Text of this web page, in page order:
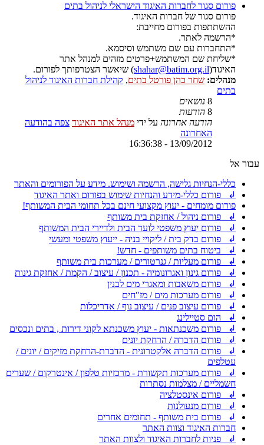
פורום סגור לחברות האיגוד הישראלי לניהול בתים
פורום סגור של חברות האיגוד.
ההשתתפות בפורום מחייבת:
*הרשמה לאתר.
*התחברות עם שם משתמש וסיסמא.
*שליחת שם המשתמש+פרטים מזהים למנהל אתר
האיגוד(shahar@batim.org.il) שיאשר הצטרפותך לפורום.
מנהלים: שחר כהן פורטל בתים, קהילת חברות האיגוד לניהול
בתים
8 נושאים
8 הודעות
הודעה אחרונה על ידי מנהל אתר האיגוד צפה בהודעה
האחרונה
13/09/2012 - 16:36:38
עבור אל
כללי-הנחיות גלישה, הרשמה ושימוש. מידע על הפורומים והאתר
↲ פורום כללי-מידע והנחיות שימוש בפורום ואתר האיגוד
פורום מומחים - יעוץ מקצועי חינם בכל תחומי הבית המשותף!
↲ פורום ניהול / אחזקת בית משותף
↲ פורום יעוץ משפטי לועד הבית ולדיירי הבית המשותף
↲ פורום בדק בית / ליקויי בניה - ייעוץ משפטי ומעשי
↲ ביטוח בתים משותפים - חדש!
↲ פורום מעליות / גנרטורים / מערכות בית משותף
↲ פורום גינון ואגרונומיה - תכנון / עיצוב / הקמת / אחזקת גינות
↲ פורום משאבות ומאגרי מים לבנין
↲ פורום מערכות מים / מז"חים
↲ פורום עיצוב פנים / עיצוב נוף / אדריכלות
↲ הום סטיילינג
↲ פורום משכנתאות - יעוץ משכנתא לקוני דירות , בתים ונכסים
↲ פורום הדברה / הרחקת יונים
↲ פורום הדברה אלקטרונית - הדברת-הרחקת מזיקים / יונים /
עטלפים
↲ פורום מערכות תקשורת - מרכזיות טלפון / אינטרקום / שערים
חשמליים / מצלמות נסתרות
↲ פורום אינסטלציה
↲ פורום מנעולנות
↲ פורום בית משותף - תחומים אחרים
חברות האיגוד וצוות האתר
↲ פניות לחברות האיגוד ולצוות האתר